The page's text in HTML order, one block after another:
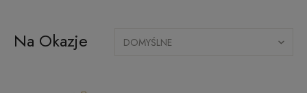
Na Okazje